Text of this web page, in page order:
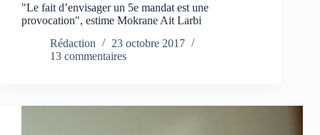
"Le fait d’envisager un 5e mandat est une
provocation", estime Mokrane Ait Larbi
Rédaction
23 octobre 2017
13 commentaires